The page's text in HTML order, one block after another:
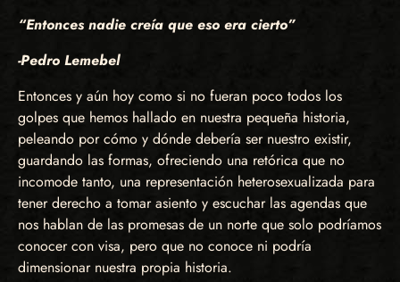
“Entonces nadie creía que eso era cierto”
-Pedro Lemebel
Entonces y aún hoy como si no fueran poco todos los
golpes que hemos hallado en nuestra pequeña historia,
peleando por cómo y dónde debería ser nuestro existir,
guardando las formas, ofreciendo una retórica que no
incomode tanto, una representación heterosexualizada para
tener derecho a tomar asiento y escuchar las agendas que
nos hablan de las promesas de un norte que solo podríamos
conocer con visa, pero que no conoce ni podría
dimensionar nuestra propia historia.